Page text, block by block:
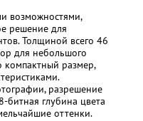
возможностями,
решение для
Толщиной всего 46
для небольшого
компактный размер,
разрешение
глубина цвета
оттенки.